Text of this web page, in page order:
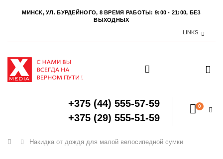
МИНСК, УЛ. БУРДЕЙНОГО, 8 ВРЕМЯ РАБОТЫ: 9:00 - 21:00, БЕЗ
ВЫХОДНЫХ
LINKS
+375 (44) 555-57-59
+375 (29) 555-51-59
0
Главная
Накидка от дождя для малой велосипедной сумки